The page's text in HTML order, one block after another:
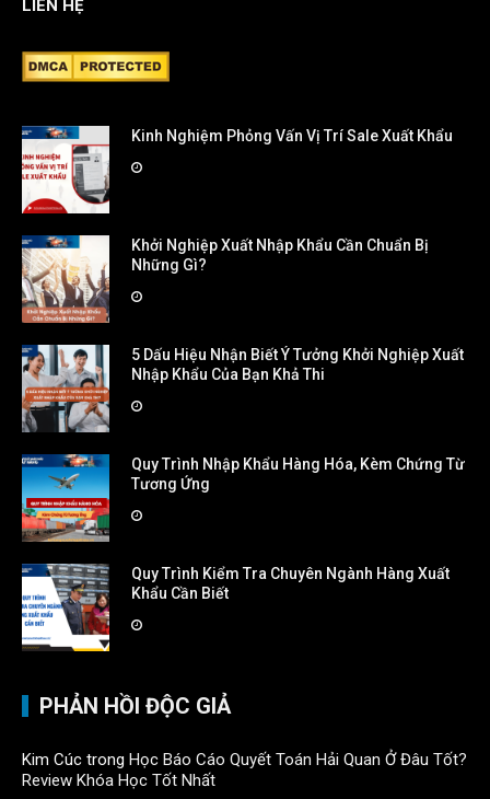
LIÊN HỆ
Kinh Nghiệm Phỏng Vấn Vị Trí Sale Xuất Khẩu
Khởi Nghiệp Xuất Nhập Khẩu Cần Chuẩn Bị
Những Gì?
5 Dấu Hiệu Nhận Biết Ý Tưởng Khởi Nghiệp Xuất
Nhập Khẩu Của Bạn Khả Thi
Quy Trình Nhập Khẩu Hàng Hóa, Kèm Chứng Từ
Tương Ứng
Quy Trình Kiểm Tra Chuyên Ngành Hàng Xuất
Khẩu Cần Biết
PHẢN HỒI ĐỘC GIẢ
Kim Cúc trong Học Báo Cáo Quyết Toán Hải Quan Ở Đâu Tốt?
Review Khóa Học Tốt Nhất